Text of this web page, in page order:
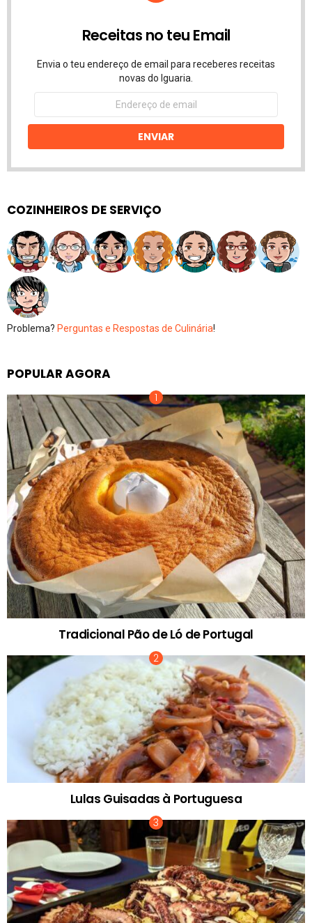
Receitas no teu Email
Envia o teu endereço de email para receberes receitas
novas do Iguaria.
Endereço
email
ENVIAR
COZINHEIROS DE SERVIÇO
Problema? Perguntas e Respostas de Culinária!
POPULAR AGORA
Tradicional Pão de Ló de Portugal
Lulas Guisadas à Portuguesa